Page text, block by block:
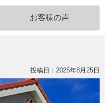
お客様の声
投稿日：2025年8月25日